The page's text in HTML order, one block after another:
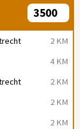
2 KM
4 KM
2 KM
2 KM
2 KM